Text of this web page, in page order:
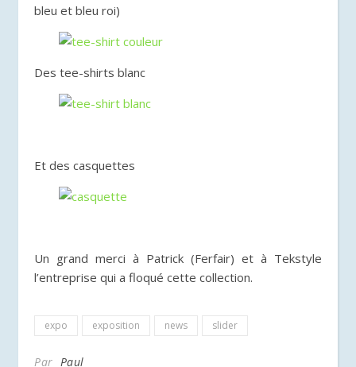
bleu et bleu roi)
Des tee-shirts blanc
Et des casquettes
Un grand merci à Patrick (Ferfair) et à Tekstyle
l’entreprise qui a floqué cette collection.
expo exposition news slider
Par Paul